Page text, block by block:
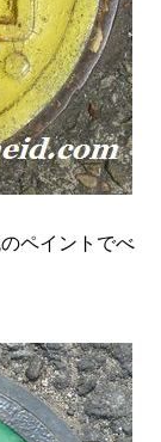
ペイントでべ